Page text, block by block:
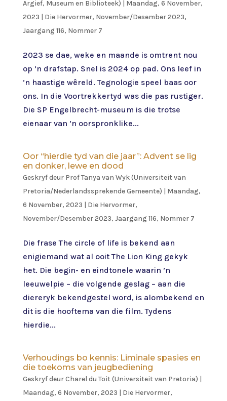
Argief, Museum en Biblioteek) | Maandag, 6 November,
2023 | Die Hervormer, November/Desember 2023,
Jaargang 116, Nommer 7
2023 se dae, weke en maande is omtrent nou
op ’n drafstap. Snel is 2024 op pad. Ons leef in
’n haastige wêreld. Tegnologie speel baas oor
ons. In die Voortrekkertyd was die pas rustiger.
Die SP Engelbrecht-museum is die trotse
eienaar van ’n oorspronklike...
Oor “hierdie tyd van die jaar”: Advent se lig
en donker, lewe en dood
Geskryf deur Prof Tanya van Wyk (Universiteit van
Pretoria/Nederlandssprekende Gemeente) | Maandag,
6 November, 2023 | Die Hervormer,
November/Desember 2023, Jaargang 116, Nommer 7
Die frase The circle of life is bekend aan
enigiemand wat al ooit The Lion King gekyk
het. Die begin- en eindtonele waarin ’n
leeuwelpie – die volgende geslag – aan die
diereryk bekendgestel word, is alombekend en
dit is die hooftema van die film. Tydens
hierdie...
Verhoudings bo kennis: Liminale spasies en
die toekoms van jeugbediening
Geskryf deurCharel du Toit (Universiteit van Pretoria) |
Maandag, 6 November, 2023 | Die Hervormer,